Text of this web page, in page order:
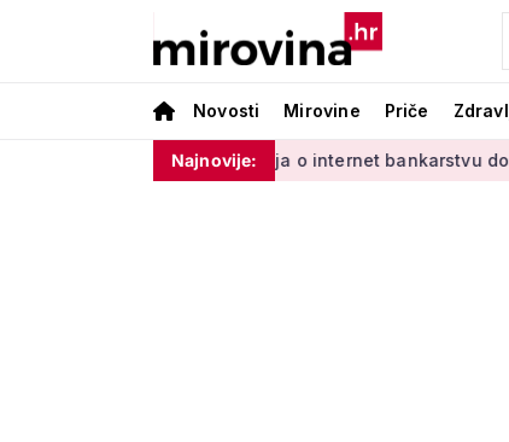
Novosti Mirovine Priče
Najnovije:
Od učenja o internet bankarstvu do vrtlarenja i